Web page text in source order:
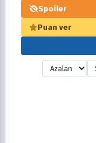
Spoiler
Puan ver